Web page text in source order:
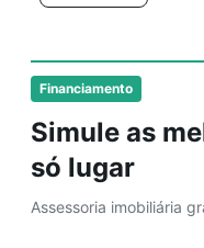
Financiamento
Simule as
só lugar
Assessoria imobiliária